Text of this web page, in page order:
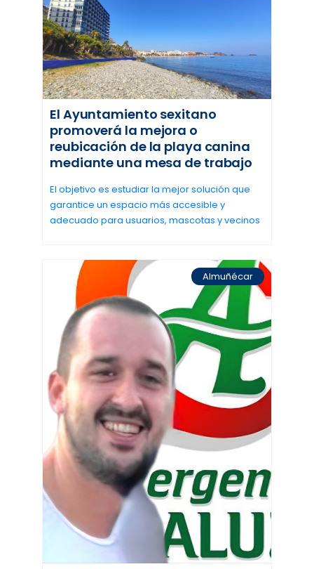
El Ayuntamiento sexitano
promoverá la mejora o
reubicación de la playa canina
mediante una mesa de trabajo
El objetivo es estudiar la mejor solución que
garantice un espacio más accesible y
adecuado para usuarios, mascotas y vecinos
Almuñécar